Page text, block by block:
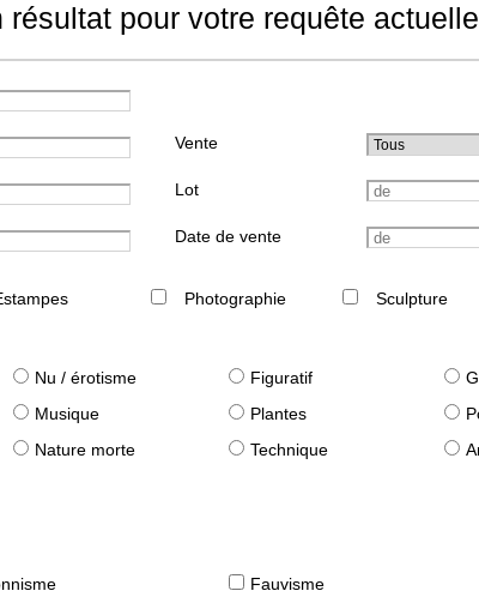
pour votre requête
Vente
Lot
Date de vente
Photographie Sculpture
Nu / érotisme Figuratif
Musique Plantes
Nature morte Technique
Fauvisme